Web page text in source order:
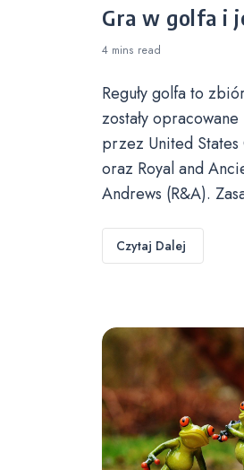
Gra w golfa i
4 mins read
Reguły golfa to
zostały
przez United States
oraz Royal and
Andrews (R&A).
Czytaj Dalej